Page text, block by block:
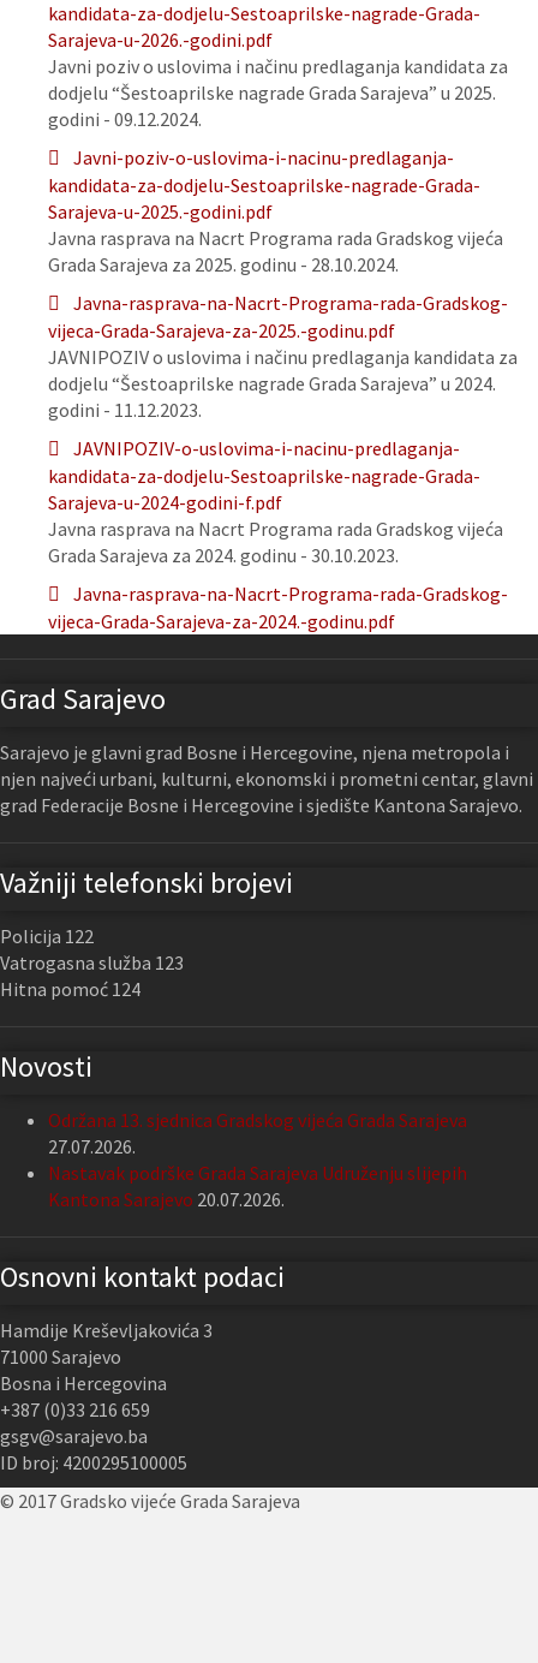
kandidata-za-dodjelu-Sestoaprilske-nagrade-Grada-
Sarajeva-u-2026.-godini.pdf
Javni poziv o uslovima i načinu predlaganja kandidata za
dodjelu “Šestoaprilske nagrade Grada Sarajeva” u 2025.
godini - 09.12.2024.
Javni-poziv-o-uslovima-i-nacinu-predlaganja-
kandidata-za-dodjelu-Sestoaprilske-nagrade-Grada-
Sarajeva-u-2025.-godini.pdf
Javna rasprava na Nacrt Programa rada Gradskog vijeća
Grada Sarajeva za 2025. godinu - 28.10.2024.
Javna-rasprava-na-Nacrt-Programa-rada-Gradskog-
vijeca-Grada-Sarajeva-za-2025.-godinu.pdf
JAVNIPOZIV o uslovima i načinu predlaganja kandidata za
dodjelu “Šestoaprilske nagrade Grada Sarajeva” u 2024.
godini - 11.12.2023.
JAVNIPOZIV-o-uslovima-i-nacinu-predlaganja-
kandidata-za-dodjelu-Sestoaprilske-nagrade-Grada-
Sarajeva-u-2024-godini-f.pdf
Javna rasprava na Nacrt Programa rada Gradskog vijeća
Grada Sarajeva za 2024. godinu - 30.10.2023.
Javna-rasprava-na-Nacrt-Programa-rada-Gradskog-
vijeca-Grada-Sarajeva-za-2024.-godinu.pdf
Grad Sarajevo
Sarajevo je glavni grad Bosne i Hercegovine, njena metropola i
njen najveći urbani, kulturni, ekonomski i prometni centar, glavni
grad Federacije Bosne i Hercegovine i sjedište Kantona Sarajevo.
Važniji telefonski brojevi
Policija 122
Vatrogasna služba 123
Hitna pomoć 124
Novosti
Održana 13. sjednica Gradskog vijeća Grada Sarajeva
27.07.2026.
Nastavak podrške Grada Sarajeva Udruženju slijepih
Kantona Sarajevo 20.07.2026.
Osnovni kontakt podaci
Hamdije Kreševljakovića 3
71000 Sarajevo
Bosna i Hercegovina
+387 (0)33 216 659
gsgv@sarajevo.ba
ID broj: 4200295100005
© 2017 Gradsko vijeće Grada Sarajeva